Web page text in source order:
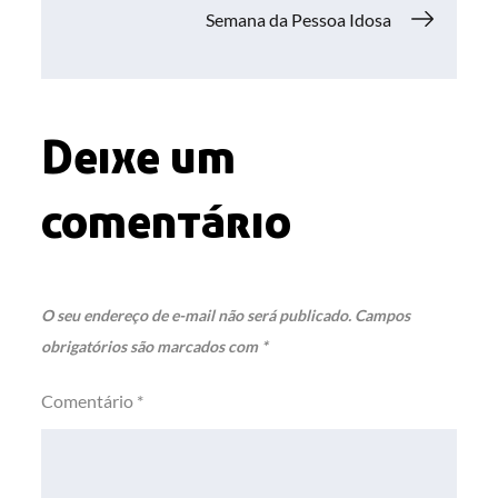
Semana da Pessoa Idosa
Deixe um
comentário
O seu endereço de e-mail não será publicado. Campos
obrigatórios são marcados com *
Comentário *